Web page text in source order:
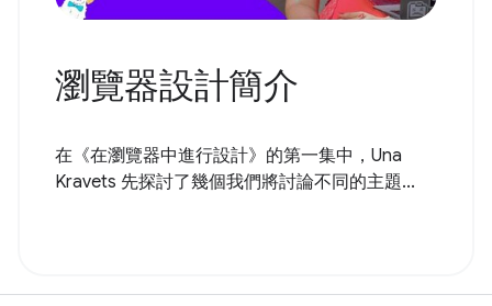
瀏覽器設計簡介
在《在瀏覽器中進行設計》的第一集中，Una
Kravets 先探討了幾個我們將討論不同的主題...